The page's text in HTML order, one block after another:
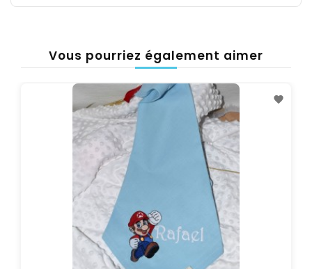
Vous pourriez également aimer